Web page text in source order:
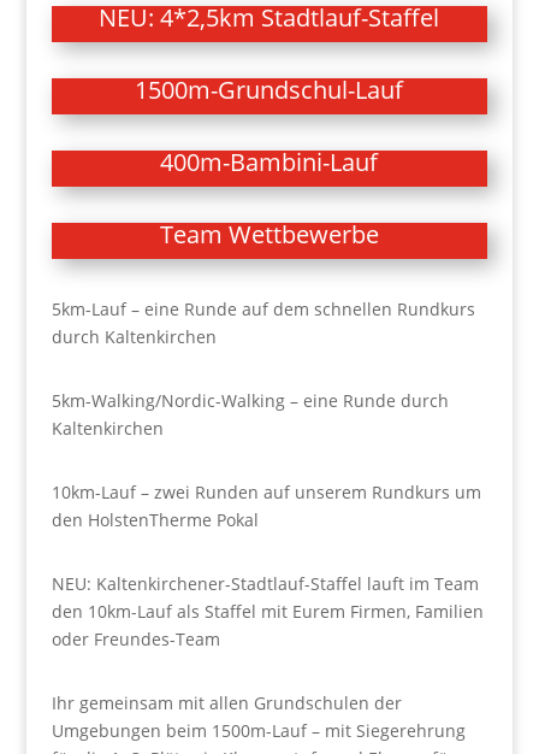
NEU: 4*2,5km Stadtlauf-Staffel
1500m-Grundschul-Lauf
400m-Bambini-Lauf
Team Wettbewerbe
5km-Lauf – eine Runde auf dem schnellen Rundkurs
durch Kaltenkirchen
5km-Walking/Nordic-Walking – eine Runde durch
Kaltenkirchen
10km-Lauf – zwei Runden auf unserem Rundkurs um
den HolstenTherme Pokal
NEU: Kaltenkirchener-Stadtlauf-Staffel lauft im Team
den 10km-Lauf als Staffel mit Eurem Firmen, Familien
oder Freundes-Team
Ihr gemeinsam mit allen Grundschulen der
Umgebungen beim 1500m-Lauf – mit Siegerehrung